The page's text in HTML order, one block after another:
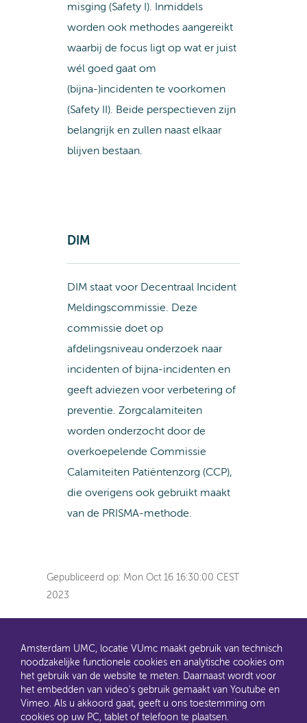
misging (Safety I). Inmiddels
worden ook methodes aangereikt
waarbij de focus ligt op wat er juist
wél goed gaat om
(bijna-)incidenten te voorkomen
(Safety II). Beide perspectieven zijn
belangrijk en zullen naast elkaar
blijven bestaan.
DIM
DIM staat voor Decentraal Incident
Meldingscommissie. Deze
commissie doet op
afdelingsniveau onderzoek naar
incidenten of bijna-incidenten en
geeft adviezen voor verbetering of
preventie. Zorgcalamiteiten
worden onderzocht door de
overkoepelende Commissie
Calamiteiten Patiëntenzorg (CCP),
die overigens ook gebruikt maakt
van de PRISMA-methode.
Gepubliceerd op: Mon Oct 16 16:30:00 CEST
2023
AMC en VUmc zijn al een tijdje samen Amsterdam UMC.
Dit gaat u ook merken aan de websites: steeds meer
Amsterdam UMC, locatie VUmc maakt gebruik van technisch
noodzakelijke functionele cookies en analytische cookies om
het gebruik van de website te meten. Daarnaast wordt voor
het embedden van video's gebruik gemaakt van Youtube en
Vimeo. Als u akkoord gaat, geeft u ons toestemming om
cookies op uw PC, tablet of telefoon te plaatsen.